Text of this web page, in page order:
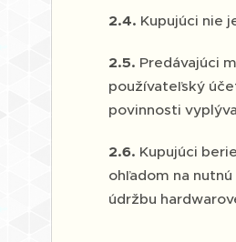
2.4. Kupujúci nie
2.5. Predávajúci
používateľský
povinnosti
2.6. Kupujúci
ohľadom na
údržbu